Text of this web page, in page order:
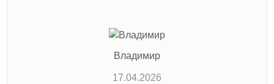
Владимир
17.04.2026